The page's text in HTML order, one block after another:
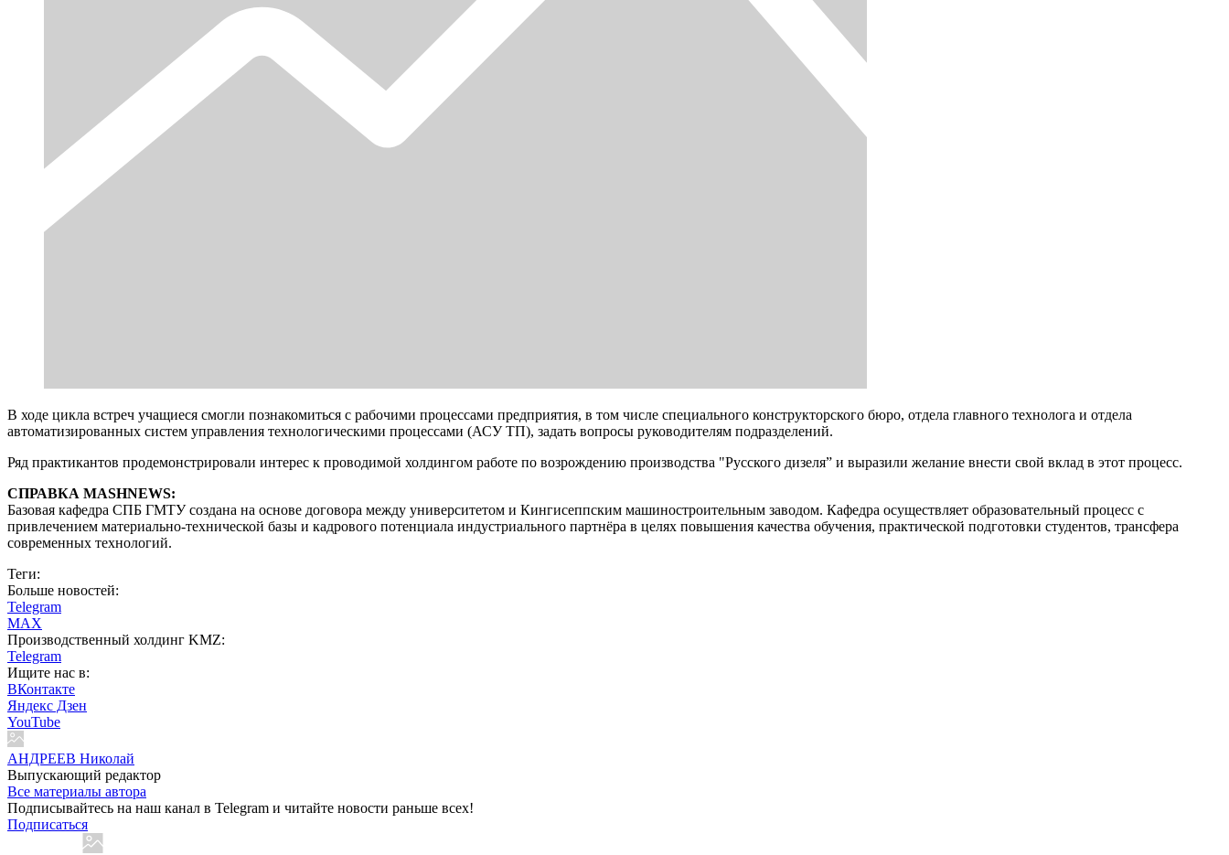
В ходе цикла встреч учащиеся смогли познакомиться с рабочими процессами предприятия, в том числе специального конструкторского бюро, отдела главного технолога и отдела
автоматизированных систем управления технологическими процессами (АСУ ТП), задать вопросы руководителям подразделений.
Ряд практикантов продемонстрировали интерес к проводимой холдингом работе по возрождению производства "Русского дизеля” и выразили желание внести свой вклад в этот процесс.
СПРАВКА MASHNEWS:
Базовая кафедра СПБ ГМТУ создана на основе договора между университетом и Кингисеппским машиностроительным заводом. Кафедра осуществляет образовательный процесс с
привлечением материально-технической базы и кадрового потенциала индустриального партнёра в целях повышения качества обучения, практической подготовки студентов, трансфера
современных технологий.
Теги:
Больше новостей:
Telegram
MAX
Производственный холдинг KMZ:
Telegram
Ищите нас в:
ВКонтакте
Яндекс Дзен
YouTube
АНДРЕЕВ Николай
Выпускающий редактор
Все материалы автора
Подписывайтесь на наш канал в Telegram и читайте новости раньше всех!
Подписаться